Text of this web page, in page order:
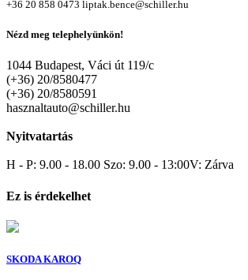
+36 20 858 0473 liptak.bence@schiller.hu
Nézd meg telephelyünkön!
1044 Budapest, Váci út 119/c
(+36) 20/8580477
(+36) 20/8580591
hasznaltauto@schiller.hu
Nyitvatartás
H - P: 9.00 - 18.00 Szo: 9.00 - 13:00V: Zárva
Ez is érdekelhet
SKODA KAROQ